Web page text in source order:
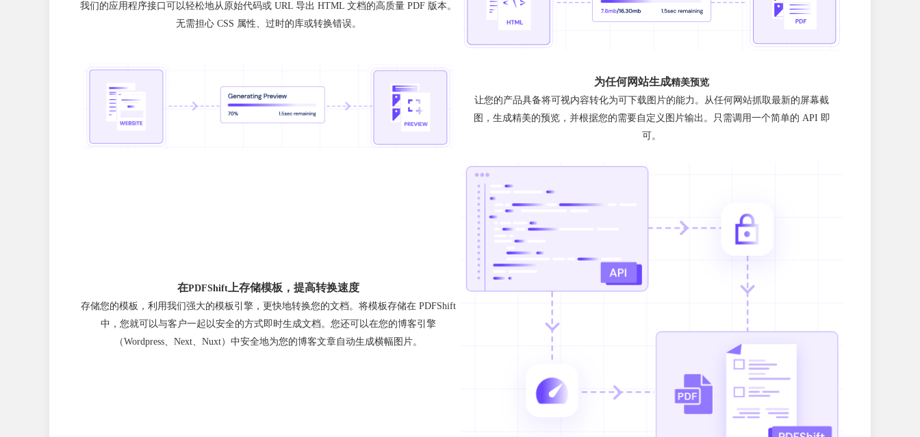
我们的应用程序接口可以轻松地从原始代码或 URL 导出 HTML 文档的高质量 PDF 版本。
无需担心 CSS 属性、过时的库或转换错误。
为任何网站生成精美预览
让您的产品具备将可视内容转化为可下载图片的能力。从任何网站抓取最新的屏幕截
图，生成精美的预览，并根据您的需要自定义图片输出。只需调用一个简单的 API 即
可。
在PDFShift 上存储模板，提高转换速度
存储您的模板，利用我们强大的模板引擎，更快地转换您的文档。将模板存储在 PDFShift
中，您就可以与客户一起以安全的方式即时生成文档。您还可以在您的博客引擎
（Wordpress、Next、Nuxt）中安全地为您的博客文章自动生成横幅图片。